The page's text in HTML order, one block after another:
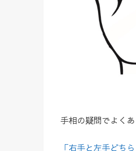
手相の疑問でよく
「右手と左手どち